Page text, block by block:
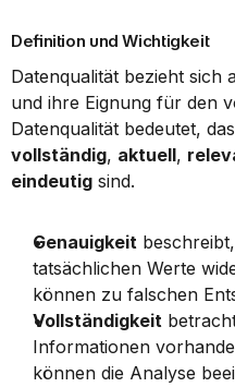
Definition und Wichtigkeit
Datenqualität bezieht sich
und ihre Eignung für den
Datenqualität bedeutet,
vollständig, aktuell,
eindeutig sind.
Genauigkeit
tatsächlichen Werte
können zu falschen
Vollständigkeit
Informationen
können die Analyse